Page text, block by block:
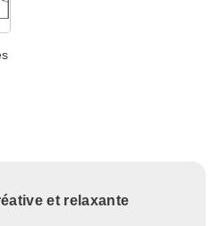
et relaxante